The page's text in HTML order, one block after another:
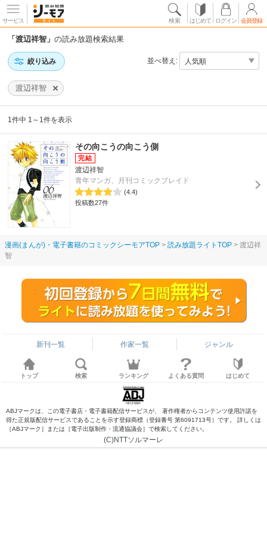
サービス 検索 はじめて ログイン 会員登録
「渡辺祥智」の読み放題検索結果
絞り込み 並べ替え:
渡辺祥智
1件中 1～1件を表示
その向こうの向こう側
渡辺祥智
青年マンガ、月刊コミックブレイド
(4.4)
投稿数27件
漫画(まんが)・電子書籍のコミックシーモアTOP 読み放題ライトTOP
渡辺祥
智
新刊一覧 作家一覧 ジャンル
トップ 検索 ランキング よくある質問 はじめて
ABJマークは、この電子書店・電子書籍配信サービスが、 著作権者からコンテンツ使用許諾を
得た正規版配信サービスであることを示す登録商標（登録番号 第6091713号）です。 詳しくは
［ABJマーク］または［電子出版制作・流通協議会］で検索してください。
(C)NTTソルマーレ